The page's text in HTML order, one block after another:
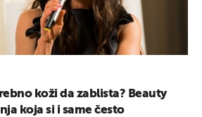
koži da zablista? Beauty
koja si i same često